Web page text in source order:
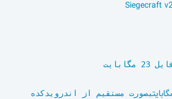
مگابایت
بصورت مستقیم از اندرویدکده